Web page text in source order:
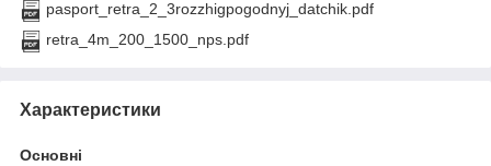
pasport_retra_2_3rozzhigpogodnyj_datchik.pdf
retra_4m_200_1500_nps.pdf
Характеристики
Основні